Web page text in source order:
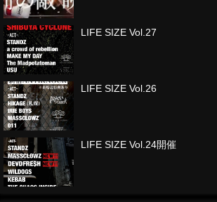
LIFE SIZE Vol.27
LIFE SIZE Vol.26
LIFE SIZE Vol.24開催